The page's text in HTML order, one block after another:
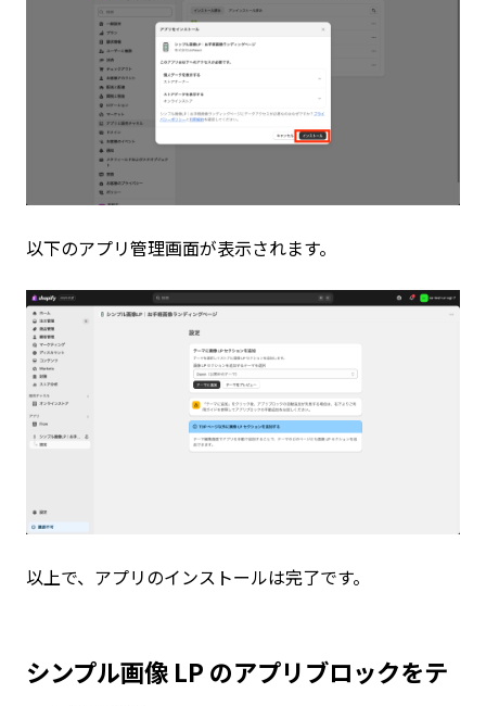
以下のアプリ管理画面が表示されます。
以上で、アプリのインストールは完了です。
シンプル画像 LP のアプリブロックをテ